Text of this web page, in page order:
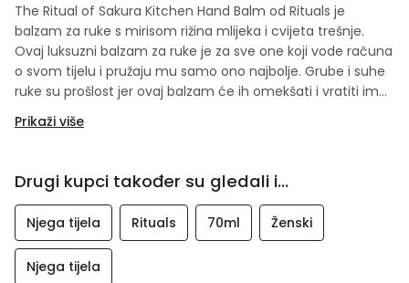
The Ritual of Sakura Kitchen Hand Balm od Rituals je
balzam za ruke s mirisom rižina mlijeka i cvijeta trešnje.
Ovaj luksuzni balzam za ruke je za sve one koji vode računa
o svom tijelu i pružaju mu samo ono najbolje. Grube i suhe
ruke su prošlost jer ovaj balzam će ih omekšati i vratiti im
kože. Za potpuni užitak koristite i ostale proizvode iz The
Prikaži više
Drugi kupci također su gledali i...
Njega tijela Rituals 70ml Ženski
Njega tijela